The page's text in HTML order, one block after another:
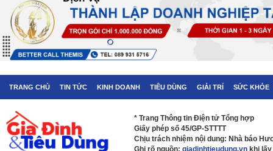
TRANG CHỦ TIN TỨC KINH DOANH TIÊU DÙNG GIẢI TRÍ SỨC KHỎE
* Trang Thông tin Điện tử Tổng hợp
Giấy phép số 45/GP-STTTT
Chịu trách nhiệm nội dung: Nhà báo
Ghi rõ nguồn: giadinhtieudung.vn khi